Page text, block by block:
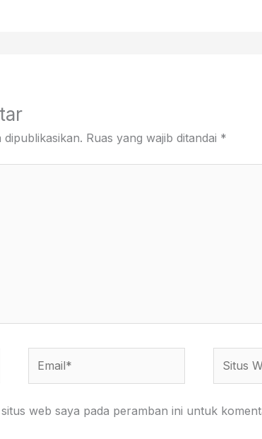
dipublikasikan. Ruas yang wajib ditandai *
Web
web saya pada peramban ini untuk